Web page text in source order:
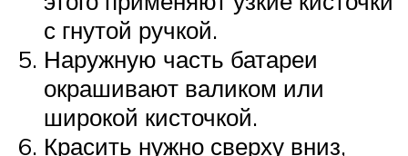
с гнутой ручкой.
Наружную часть батареи
окрашивают валиком или
широкой кисточкой.
Красить нужно сверху вниз,